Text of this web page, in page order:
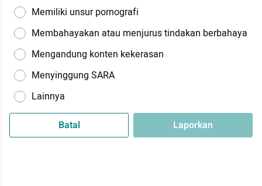
Memiliki unsur pornografi
Membahayakan atau menjurus tindakan berbahaya
Mengandung konten kekerasan
Menyinggung SARA
Lainnya
Batal Laporkan